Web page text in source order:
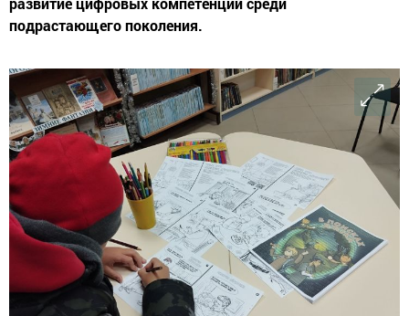
подрастающего поколения.